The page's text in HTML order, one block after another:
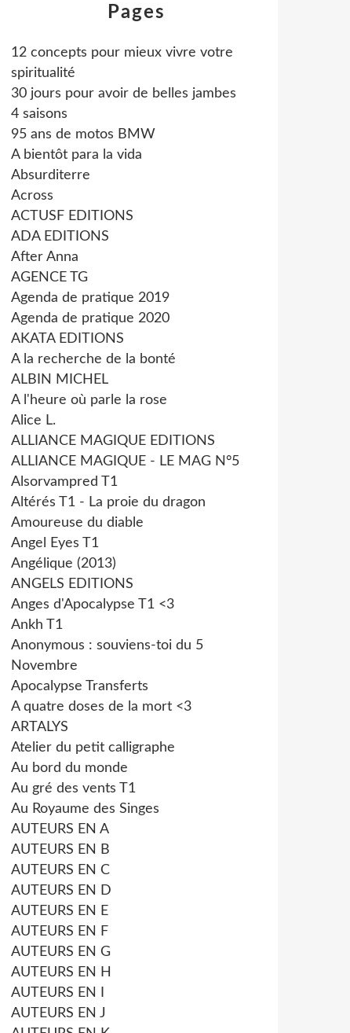
Pages
12 concepts pour mieux vivre votre
spiritualité
30 jours pour avoir de belles jambes
4 saisons
95 ans de motos BMW
A bientôt para la vida
Absurditerre
Across
ACTUSF EDITIONS
ADA EDITIONS
After Anna
AGENCE TG
Agenda de pratique 2019
Agenda de pratique 2020
AKATA EDITIONS
A la recherche de la bonté
ALBIN MICHEL
A l'heure où parle la rose
Alice L.
ALLIANCE MAGIQUE EDITIONS
ALLIANCE MAGIQUE - LE MAG N°5
Alsorvampred T1
Altérés T1 - La proie du dragon
Amoureuse du diable
Angel Eyes T1
Angélique (2013)
ANGELS EDITIONS
Anges d'Apocalypse T1 <3
Ankh T1
Anonymous : souviens-toi du 5
Novembre
Apocalypse Transferts
A quatre doses de la mort <3
ARTALYS
Atelier du petit calligraphe
Au bord du monde
Au gré des vents T1
Au Royaume des Singes
AUTEURS EN A
AUTEURS EN B
AUTEURS EN C
AUTEURS EN D
AUTEURS EN E
AUTEURS EN F
AUTEURS EN G
AUTEURS EN H
AUTEURS EN I
AUTEURS EN J